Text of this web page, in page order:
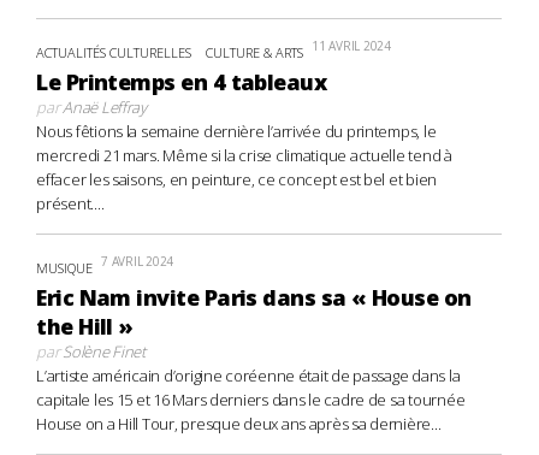
ACTUALITÉS CULTURELLES CULTURE & ARTS 11 AVRIL 2024
Le Printemps en 4 tableaux
parAnaë Leffray
Nous fêtions la semaine dernière l’arrivée du printemps, le
mercredi 21 mars. Même si la crise climatique actuelle tend à
effacer les saisons, en peinture, ce concept est bel et bien
présent....
MUSIQUE 7 AVRIL 2024
Eric Nam invite Paris dans sa « House on
the Hill »
parSolène Finet
L’artiste américain d’origine coréenne était de passage dans la
capitale les 15 et 16 Mars derniers dans le cadre de sa tournée
House on a Hill Tour, presque deux ans après sa dernière...